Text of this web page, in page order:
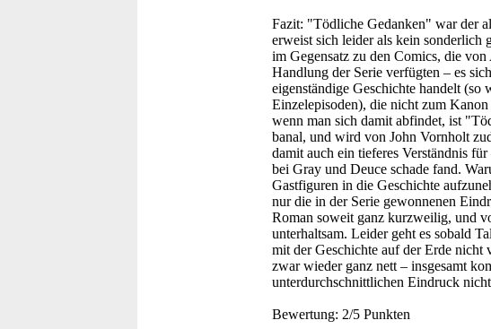
Fazit: "Tödliche Gedanken" war der
erweist sich leider als kein sonderlich
im Gegensatz zu den Comics, die
Handlung der Serie verfügten – es
eigenständige Geschichte handelt (so
Einzelepisoden), die nicht zum
wenn man sich damit abfindet, ist
banal, und wird von John Vornholt
damit auch ein tieferes Verständnis
bei Gray und Deuce schade fand.
Gastfiguren in die Geschichte
nur die in der Serie gewonnenen
Roman soweit ganz kurzweilig, und
unterhaltsam. Leider geht es sobald
mit der Geschichte auf der Erde
zwar wieder ganz nett – insgesamt
unterdurchschnittlichen Eindruck
Bewertung: 2/5 Punkten